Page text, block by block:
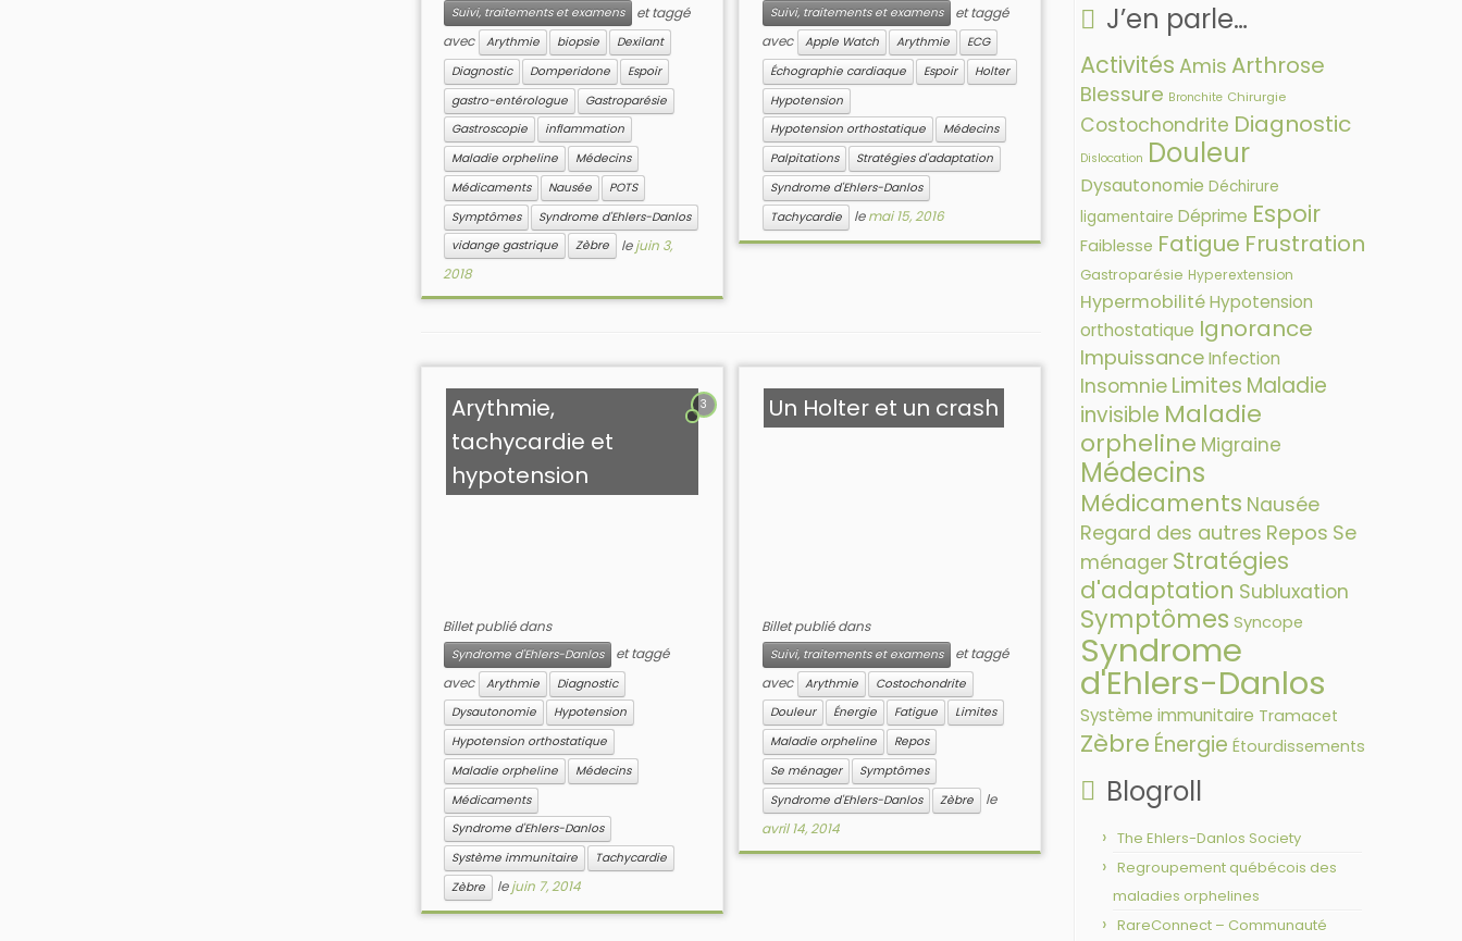
Suivi, traitements et examens
et taggé
avec
Arythmie biopsie
Dexilant
Diagnostic
Domperidone
Espoir
gastro-entérologue
Gastroparésie
Gastroscopie
inflammation
Maladie orpheline
Médecins
Médicaments
Nausée
POTS
Symptômes
Syndrome d'Ehlers-Danlos
vidange gastrique
Zèbre lejuin 3,
2018
Suivi, traitements et examens
et taggé
avec
Apple Watch Arythmie
ECG
Échographie cardiaque
Espoir
Holter
Hypotension
Hypotension orthostatique
Médecins
Palpitations
Stratégies d'adaptation
Syndrome d'Ehlers-Danlos
Tachycardie
lemai 15, 2016
3
Arythmie,
tachycardie et
hypotension
Billet publié dans
Syndrome d'Ehlers-Danlos
et taggé
avec
Arythmie
Diagnostic
Dysautonomie
Hypotension
Hypotension orthostatique
Maladie orpheline
Médecins
Médicaments
Syndrome d'Ehlers-Danlos
Système immunitaire
Tachycardie
Zèbre
lejuin 7, 2014
Un Holter et un crash
Billet publié dans
Suivi, traitements et examens
et taggé
avec
Arythmie
Costochondrite
Douleur
Énergie Fatigue
Limites
Maladie orpheline
Repos
Se ménager
Symptômes
Syndrome d'Ehlers-Danlos
Zèbre
le
avril 14, 2014
J’en parle…
Activités Amis Arthrose
Blessure Bronchite Chirurgie
Costochondrite Diagnostic
Dislocation Douleur
Dysautonomie Déchirure
ligamentaire Déprime Espoir
Faiblesse Fatigue Frustration
Gastroparésie Hyperextension
HypermobilitéHypotension
orthostatique Ignorance
ImpuissanceInfection
Insomnie Limites Maladie
invisible Maladie
orpheline Migraine
Médecins
Médicaments Nausée
Regard des autres Repos Se
ménager Stratégies
d'adaptation Subluxation
Symptômes Syncope
Syndrome
d'Ehlers-Danlos
Système immunitaire Tramacet
Zèbre Énergie Étourdissements
Blogroll
The Ehlers-Danlos Society
Regroupement québécois des
maladies orphelines
RareConnect – Communauté